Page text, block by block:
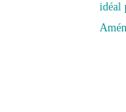
idéal